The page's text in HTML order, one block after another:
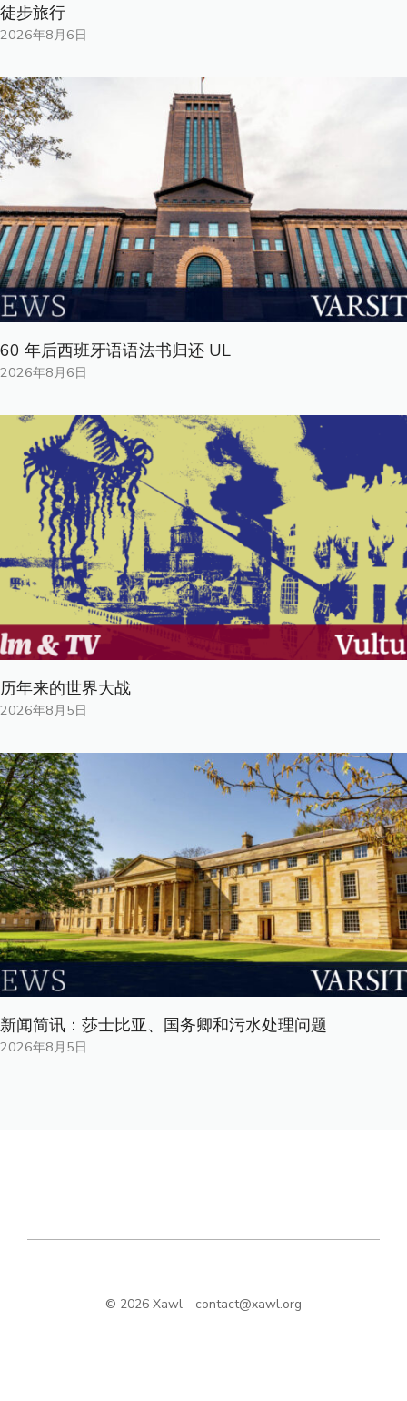
徒步旅行
2026年8月6日
60 年后西班牙语语法书归还 UL
2026年8月6日
历年来的世界大战
2026年8月5日
新闻简讯：莎士比亚、国务卿和污水处理问题
2026年8月5日
© 2026 Xawl - contact@xawl.org